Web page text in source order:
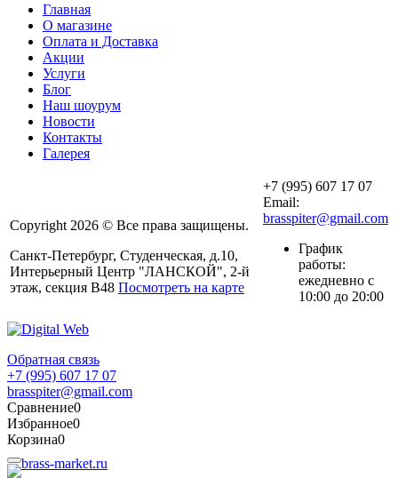
Главная
О магазине
Оплата и Доставка
Акции
Услуги
Блог
Наш шоурум
Новости
Контакты
Галерея
Copyright 2026 © Все права защищены.
Санкт-Петербург, Студенческая, д.10,
Интерьерный Центр "ЛАНСКОЙ", 2-й
этаж, секция В48 Посмотреть на карте
+7 (995) 607 17 07
Email:
brasspiter@gmail.com
График
работы:
ежедневно с
10:00 до 20:00
Обратная связь
+7 (995) 607 17 07
brasspiter@gmail.com
Сравнение0
Избранное0
Корзина0